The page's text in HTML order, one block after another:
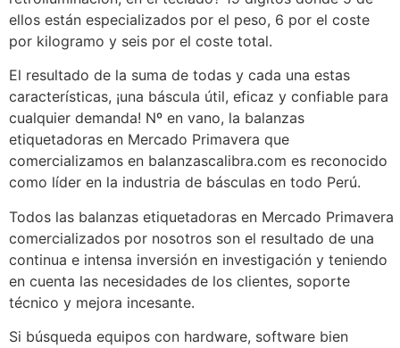
ellos están especializados por el peso, 6 por el coste
por kilogramo y seis por el coste total.
El resultado de la suma de todas y cada una estas
características, ¡una báscula útil, eficaz y confiable para
cualquier demanda! Nº en vano, la balanzas
etiquetadoras en Mercado Primavera que
comercializamos en balanzascalibra.com es reconocido
como líder en la industria de básculas en todo Perú.
Todos las balanzas etiquetadoras en Mercado Primavera
comercializados por nosotros son el resultado de una
continua e intensa inversión en investigación y teniendo
en cuenta las necesidades de los clientes, soporte
técnico y mejora incesante.
Si búsqueda equipos con hardware, software bien